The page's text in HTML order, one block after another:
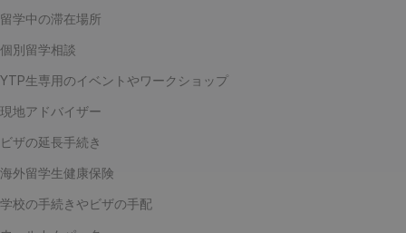
留学中の滞在場所
個別留学相談
YTP生専用のイベントやワークショップ
現地アドバイザー
ビザの延長手続き
海外留学生健康保険
学校の手続きやビザの手配